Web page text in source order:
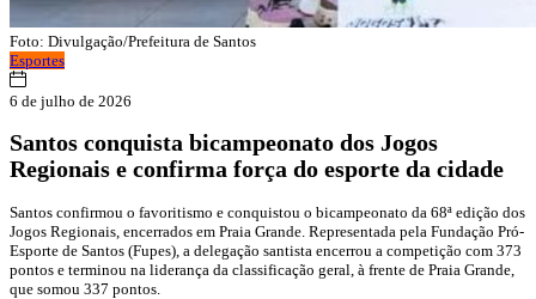
Foto: Divulgação/Prefeitura de Santos
Esportes
6 de julho de 2026
Santos conquista bicampeonato dos Jogos
Regionais e confirma força do esporte da cidade
Santos confirmou o favoritismo e conquistou o bicampeonato da 68ª edição dos
Jogos Regionais, encerrados em Praia Grande. Representada pela Fundação Pró-
Esporte de Santos (Fupes), a delegação santista encerrou a competição com 373
pontos e terminou na liderança da classificação geral, à frente de Praia Grande,
que somou 337 pontos.